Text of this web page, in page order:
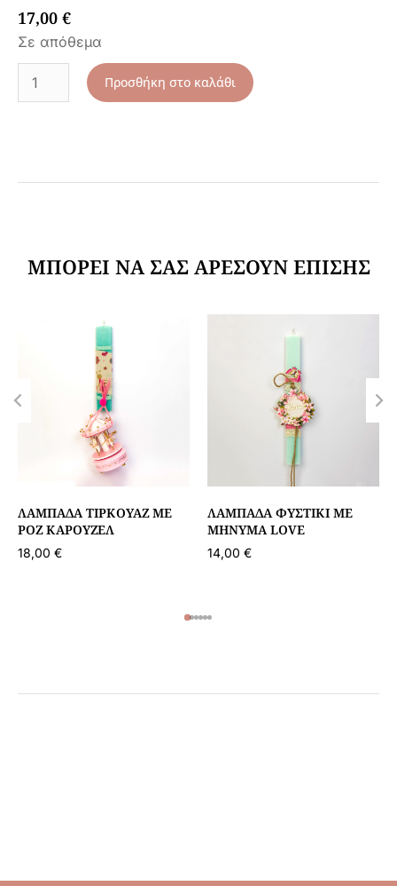
17,00 €
Σε απόθεμα
Προσθήκη στο καλάθι
ΜΠΟΡΕΊ ΝΑ ΣΑΣ ΑΡΈΣΟΥΝ ΕΠΊΣΗΣ
ΛΑΜΠΆΔΑ ΤΙΡΚΟΥΆΖ ΜΕ
ΡΟΖ ΚΑΡΟΥΖΈΛ
18,00 €
ΛΑΜΠΆΔΑ ΦΥΣΤΙΚΊ ΜΕ
ΜΉΝΥΜΑ LOVE
14,00 €